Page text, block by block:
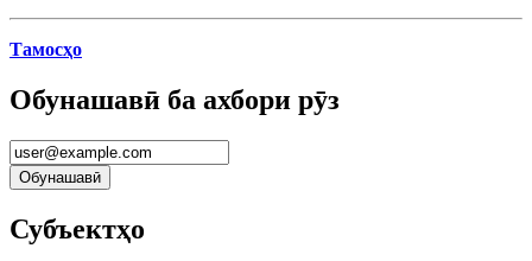
Тамосҳо
Обунашавӣ ба ахбори рӯз
Субъектҳо